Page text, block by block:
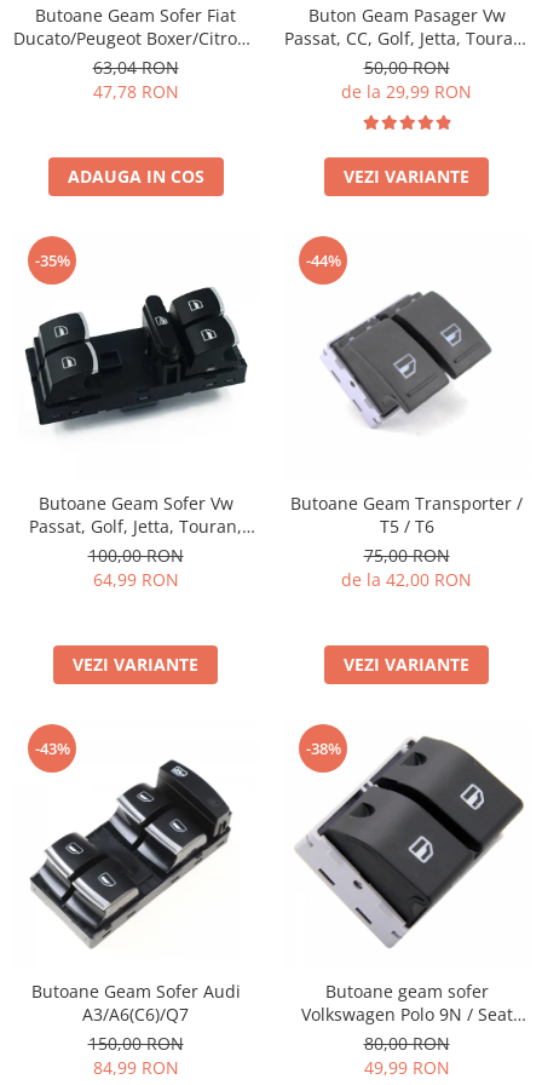
Schimbatoare Viteze
Accesorii Auto
Accesorii Auto Exterior
Paravanturi Auto / Deflectoare Aer
Capace Roti
Inchidere Centralizata
Huse Auto
Huse Scaune Auto
Husa Volan
Tavite Portbagaj Dedicate
Covorase Auto/ Presuri Auto
Carcasa Cheie
Accesorii Electronice Auto
Incarcatoare Auto
Husa Anvelope
Truse Chei
Organizatoare Auto
Iluminat Auto
Faruri Ceata
Proiectoare
Accesorii LED
Becuri Auto
Piese Auto
Piese Caroserie
Amortizoare Capota
Butoane Geam Sofer Fiat
Ducato/Peugeot Boxer/Citroen
Jumper
63,04 RON
47,78 RON
ADAUGA IN COS
Buton Geam Pasager Vw
Passat, CC, Golf, Jetta, Touran,
etc
50,00 RON
de la 29,99 RON
VEZI VARIANTE
-35%
Butoane Geam Sofer Vw
Passat, Golf, Jetta, Touran,
Tiguan, Touareg, Polo
100,00 RON
64,99 RON
VEZI VARIANTE
-44%
Butoane Geam Transporter /
T5 / T6
75,00 RON
de la 42,00 RON
VEZI VARIANTE
-43%
Butoane Geam Sofer Audi
A3/A6(C6)/Q7
150,00 RON
84,99 RON
-38%
Butoane geam sofer
Volkswagen Polo 9N / Seat
Cordoba II , Ibiza III
80,00 RON
49,99 RON